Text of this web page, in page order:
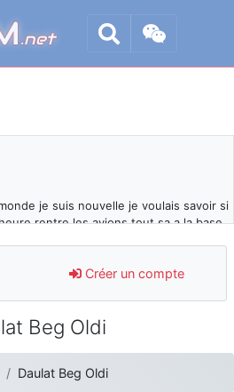
.net
je suis nouvelle je voulais savoir si
rentre les avions tout sa a la base
blocages du site ces derniers
contre le spam et les bots trop nocifs
bannière
> lesquels ? je ne suis pas sûr de
Créer un compte
Beg Oldi
Daulat Beg Oldi